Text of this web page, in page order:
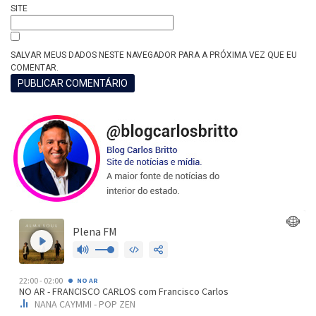
SITE
SALVAR MEUS DADOS NESTE NAVEGADOR PARA A PRÓXIMA VEZ QUE EU
COMENTAR.